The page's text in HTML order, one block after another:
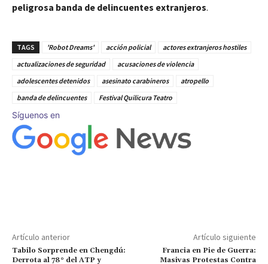
peligrosa banda de delincuentes extranjeros.
TAGS 'Robot Dreams' acción policial
actores extranjeros hostiles
actualizaciones de seguridad
acusaciones de violencia
adolescentes detenidos
asesinato carabineros
atropello
banda de delincuentes
Festival Quilicura Teatro
Síguenos en
Artículo anterior
Tabilo Sorprende en Chengdú:
Derrota al 78° del ATP y
Artículo siguiente
Francia en Pie de Guerra:
Masivas Protestas Contra